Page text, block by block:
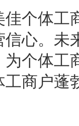
佳个体工
心。未
个体工
工商户蓬